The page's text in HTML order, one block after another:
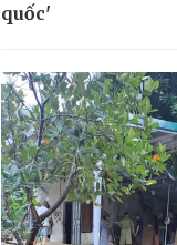
quốc'